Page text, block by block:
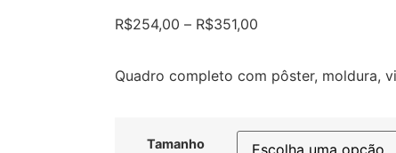
R$254,00 – R$351,00
Quadro completo com pôster, moldura,
Tamanho